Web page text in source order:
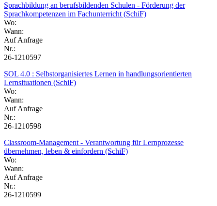
Sprachbildung an berufsbildenden Schulen - Förderung der
Sprachkompetenzen im Fachunterricht (SchiF)
Wo:
Wann:
Auf Anfrage
Nr.:
26-1210597
SOL 4.0 : Selbstorganisiertes Lernen in handlungsorientierten
Lernsituationen (SchiF)
Wo:
Wann:
Auf Anfrage
Nr.:
26-1210598
Classroom-Management - Verantwortung für Lernprozesse
übernehmen, leben & einfordern (SchiF)
Wo:
Wann:
Auf Anfrage
Nr.:
26-1210599